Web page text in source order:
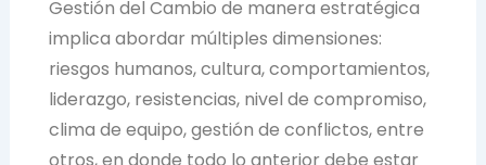
Gestión del Cambio de manera estratégica
implica abordar múltiples dimensiones:
riesgos humanos, cultura, comportamientos,
liderazgo, resistencias, nivel de compromiso,
clima de equipo, gestión de conflictos, entre